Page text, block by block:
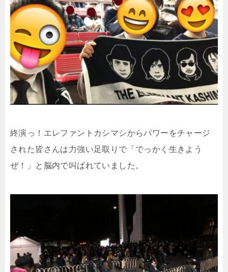
終演っ！エレファントカシマシからパワーをチャージ
された皆さんは力強い足取りで「でっかく生きよう
ぜ！」と脳内で叫ばれていました。